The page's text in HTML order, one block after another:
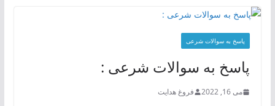
پاسخ به سوالات شرعی
پاسخ به سوالات شرعی :
می 16, 2022 فروغ هدایت